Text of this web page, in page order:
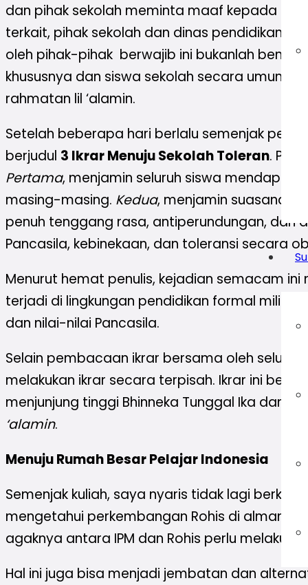
dan pihak sekolah meminta maaf kepada
terkait, pihak sekolah dan dinas pendidikan
oleh pihak-pihak berwajib ini bukanlah
khususnya dan siswa sekolah secara umum
rahmatan lil ‘alamin.
Setelah beberapa hari berlalu semenjak
berjudul 3 Ikrar Menuju Sekolah Toleran.
Pertama, menjamin seluruh siswa
masing-masing. Kedua, menjamin suasana
penuh tenggang rasa, antiperundungan, dan
Pancasila, kebinekaan, dan toleransi secara
Menurut hemat penulis, kejadian semacam
terjadi di lingkungan pendidikan formal milik
dan nilai-nilai Pancasila.
Selain pembacaan ikrar bersama oleh
melakukan ikrar secara terpisah. Ikrar ini berisi:
menjunjung tinggi Bhinneka Tunggal Ika dan
‘alamin.
Menuju Rumah Besar Pelajar Indonesia
Semenjak kuliah, saya nyaris tidak lagi
mengetahui perkembangan Rohis di
agaknya antara IPM dan Rohis perlu
Hal ini juga bisa menjadi jembatan dan